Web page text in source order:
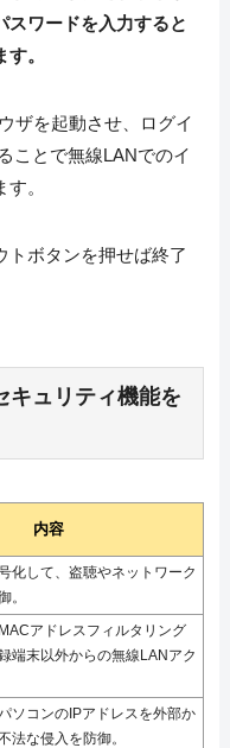
スワードを入力すると
。
ザを起動させ、ログイ
ことで無線LANでのイ
。
トボタンを押せば終了
キュリティ機能を
内容
化して、盗聴やネットワーク
。
アドレスフィルタリング
端末以外からの無線LANアク
ソコンのIPアドレスを外部か
法な侵入を防御。